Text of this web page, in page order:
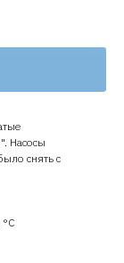
Насосы
снять с
°С